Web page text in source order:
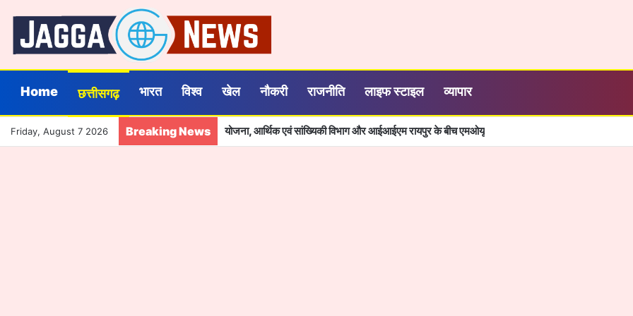
Home छत्तीसगढ़ भारत विश्व खेल नौकरी राजनीति लाइफ स्टाइल व्यापार
Friday, August 7 2026 Breaking News योजना, आर्थिक एवं सांख्यिकी विभाग और आईआईएम रायपुर के बीच एमओयू